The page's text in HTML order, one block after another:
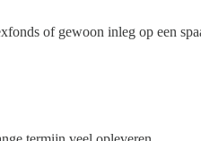
of gewoon inleg op een